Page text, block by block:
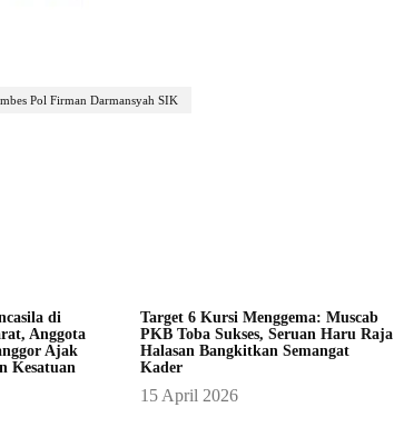
Pol Firman Darmansyah SIK
di
Anggota
Ajak
Kesatuan
Target 6 Kursi Menggema: Muscab
PKB Toba Sukses, Seruan Haru Raja
Halasan Bangkitkan Semangat
Kader
15 April 2026